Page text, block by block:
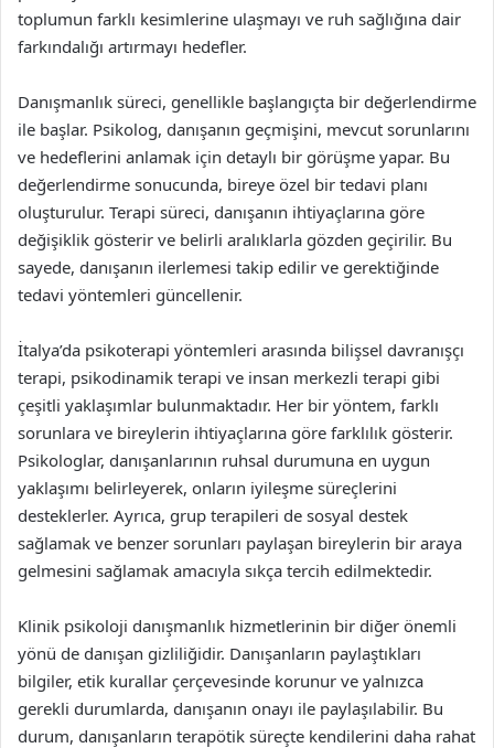
toplumun farklı kesimlerine ulaşmayı ve ruh sağlığına dair
farkındalığı artırmayı hedefler.
Danışmanlık süreci, genellikle başlangıçta bir değerlendirme
ile başlar. Psikolog, danışanın geçmişini, mevcut sorunlarını
ve hedeflerini anlamak için detaylı bir görüşme yapar. Bu
değerlendirme sonucunda, bireye özel bir tedavi planı
oluşturulur. Terapi süreci, danışanın ihtiyaçlarına göre
değişiklik gösterir ve belirli aralıklarla gözden geçirilir. Bu
sayede, danışanın ilerlemesi takip edilir ve gerektiğinde
tedavi yöntemleri güncellenir.
İtalya’da psikoterapi yöntemleri arasında bilişsel davranışçı
terapi, psikodinamik terapi ve insan merkezli terapi gibi
çeşitli yaklaşımlar bulunmaktadır. Her bir yöntem, farklı
sorunlara ve bireylerin ihtiyaçlarına göre farklılık gösterir.
Psikologlar, danışanlarının ruhsal durumuna en uygun
yaklaşımı belirleyerek, onların iyileşme süreçlerini
desteklerler. Ayrıca, grup terapileri de sosyal destek
sağlamak ve benzer sorunları paylaşan bireylerin bir araya
gelmesini sağlamak amacıyla sıkça tercih edilmektedir.
Klinik psikoloji danışmanlık hizmetlerinin bir diğer önemli
yönü de danışan gizliliğidir. Danışanların paylaştıkları
bilgiler, etik kurallar çerçevesinde korunur ve yalnızca
gerekli durumlarda, danışanın onayı ile paylaşılabilir. Bu
durum, danışanların terapötik süreçte kendilerini daha rahat